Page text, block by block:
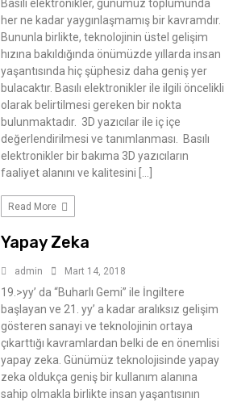
Basılı elektronikler, günümüz toplumunda
her ne kadar yaygınlaşmamış bir kavramdır.
Bununla birlikte, teknolojinin üstel gelişim
hızına bakıldığında önümüzde yıllarda insan
yaşantısında hiç şüphesiz daha geniş yer
bulacaktır. Basılı elektronikler ile ilgili öncelikli
olarak belirtilmesi gereken bir nokta
bulunmaktadır. 3D yazıcılar ile iç içe
değerlendirilmesi ve tanımlanması. Basılı
elektronikler bir bakıma 3D yazıcıların
faaliyet alanını ve kalitesini […]
Read More
Yapay Zeka
admin Mart 14, 2018
19.>yy’ da “Buharlı Gemi” ile İngiltere
başlayan ve 21. yy’ a kadar aralıksız gelişim
gösteren sanayi ve teknolojinin ortaya
çıkarttığı kavramlardan belki de en önemlisi
yapay zeka. Günümüz teknolojisinde yapay
zeka oldukça geniş bir kullanım alanına
sahip olmakla birlikte insan yaşantısının